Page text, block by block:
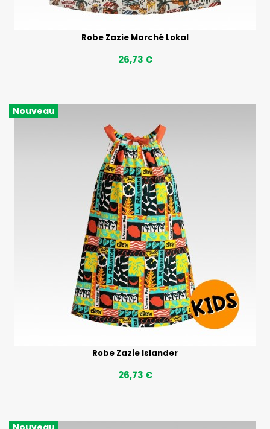
Robe Zazie Marché Lokal
26,73 €
Nouveau
Robe Zazie Islander
26,73 €